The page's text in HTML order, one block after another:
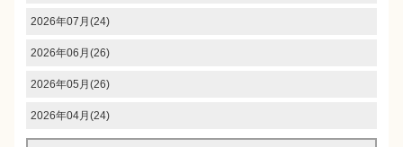
2026年07月(24)
2026年06月(26)
2026年05月(26)
2026年04月(24)